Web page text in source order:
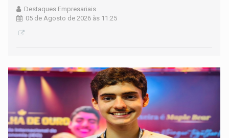
Destaques Empresariais
05 de Agosto de 2026 às 11:25